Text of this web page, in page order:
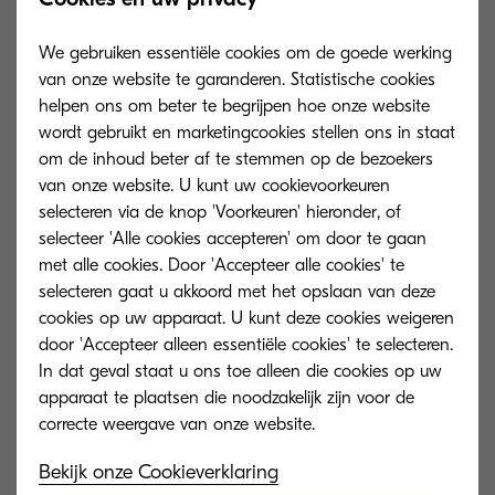
Zoals vermeld in artikel 9.1 van de Algemene
voorwaarden voor gegevensverwerking van
Kyocera, vormen deze standaard
contractbepalingen bijlage 2 en zijn deze van
toepassing wanneer de klant als
gegevensbeheerder persoonsgegevens exporteert
naar een derde land waarvoor de Europese
Commissie geen adequaatheidsbesluit heeft
gegeven.
Annex 2 Kyocera Standard Contractual Clauses
(Annex2_KyoceraStandardContractualClauses.pdf)
We gebruiken essentiële cookies om de goede werking
van onze website te garanderen. Statistische cookies
helpen ons om beter te begrijpen hoe onze website
wordt gebruikt en marketingcookies stellen ons in staat
om de inhoud beter af te stemmen op de bezoekers
van onze website. U kunt uw cookievoorkeuren
selecteren via de knop 'Voorkeuren' hieronder, of
selecteer 'Alle cookies accepteren' om door te gaan
met alle cookies. Door 'Accepteer alle cookies' te
selecteren gaat u akkoord met het opslaan van deze
cookies op uw apparaat. U kunt deze cookies weigeren
door 'Accepteer alleen essentiële cookies' te selecteren.
In dat geval staat u ons toe alleen die cookies op uw
apparaat te plaatsen die noodzakelijk zijn voor de
Bekijk onze Cookieverklaring